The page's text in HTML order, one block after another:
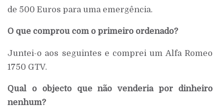
de 500 Euros para uma emergência.
O que comprou com o primeiro ordenado?
Juntei-o aos seguintes e comprei um Alfa Romeo
1750 GTV.
Qual o objecto que não venderia por dinheiro
nenhum?